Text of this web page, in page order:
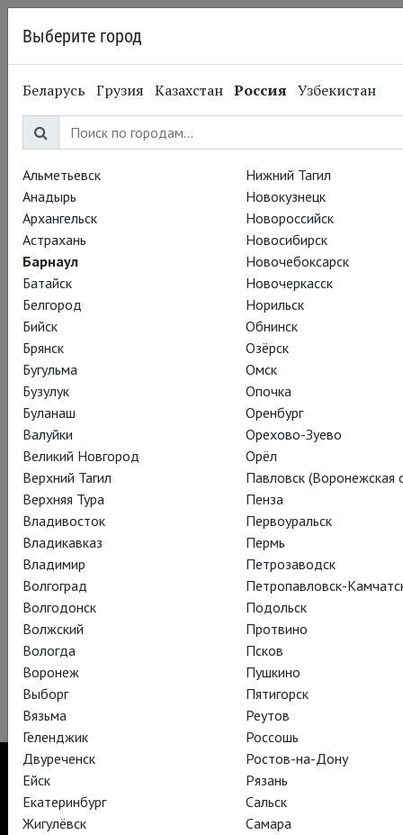
16.04.2015
Вечер балетов Иржи
Килиана. 18 апреля
18 апреля и 25 апреля – «Вечер балетов Иржи Килиана». В
балете задействована музыка композиторов разных веков
(Генриха Бибера, Джона Кейджа, Филиппа Гласса и Баха).
...Неуловимо меняя амплитуду движений и скорость
манипулирует зрительским восприятием, как маг.
«Коммерсант»
TheatreHD
Выберите город
Беларусь Грузия Казахстан Россия Узбекистан
Альметьевск
Анадырь
Архангельск
Астрахань
Барнаул
Батайск
Белгород
Бийск
Брянск
Бугульма
Бузулук
Буланаш
Валуйки
Великий Новгород
Верхний Тагил
Верхняя Тура
Владивосток
Владикавказ
Владимир
Волгоград
Волгодонск
Волжский
Вологда
Воронеж
Выборг
Вязьма
Геленджик
Двуреченск
Ейск
Екатеринбург
Жигулёвск
Нижний Тагил
Новокузнецк
Новороссийск
Новосибирск
Новочебоксарск
Новочеркасск
Норильск
Обнинск
Озёрск
Омск
Опочка
Оренбург
Орехово-Зуево
Орёл
Павловск (Воронежская
Пенза
Первоуральск
Пермь
Петрозаводск
Петропавловск-
Подольск
Протвино
Псков
Пушкино
Пятигорск
Реутов
Россошь
Ростов-на-Дону
Рязань
Сальск
Самара